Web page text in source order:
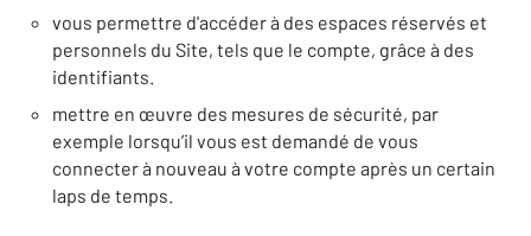
vous permettre d'accéder à des espaces réservés et
personnels du Site, tels que le compte, grâce à des
identifiants.
mettre en œuvre des mesures de sécurité, par
exemple lorsqu’il vous est demandé de vous
connecter à nouveau à votre compte après un certain
laps de temps.